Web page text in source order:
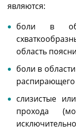
являются:
боли в
область
боли в
распирающего
слизистые
прохода